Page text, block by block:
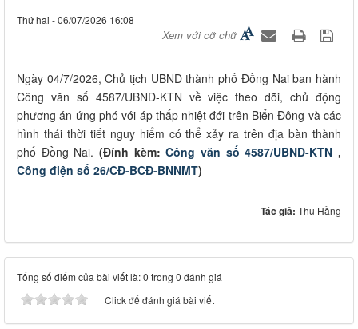
Thứ hai - 06/07/2026 16:08
Xem với cỡ chữ
Ngày 04/7/2026, Chủ tịch UBND thành phố Đồng Nai ban hành
Công văn số 4587/UBND-KTN về việc theo dõi, chủ động
phương án ứng phó với áp thấp nhiệt đới trên Biển Đông và các
hình thái thời tiết nguy hiểm có thể xảy ra trên địa bàn thành
phố Đồng Nai. (Đính kèm:Công văn số 4587/UBND-KTN ,
Công điện số 26/CĐ-BCĐ-BNNMT)
Tác giả: Thu Hằng
Tổng số điểm của bài viết là: 0 trong 0 đánh giá
Click để đánh giá bài viết